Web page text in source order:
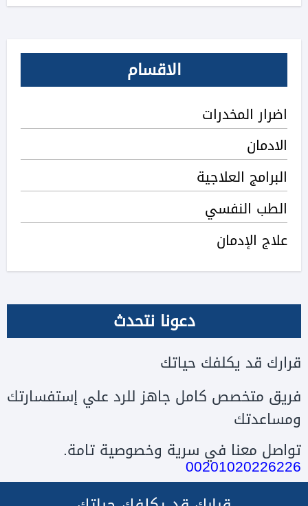
الاقسام
اضرار المخدرات
الادمان
البرامج العلاجية
الطب النفسي
علاج الإدمان
دعونا نتحدث
قرارك قد يكلفك حياتك
فريق متخصص كامل جاهز للرد علي إستفسارتك
ومساعدتك
تواصل معنا في سرية وخصوصية تامة.
00201020226226